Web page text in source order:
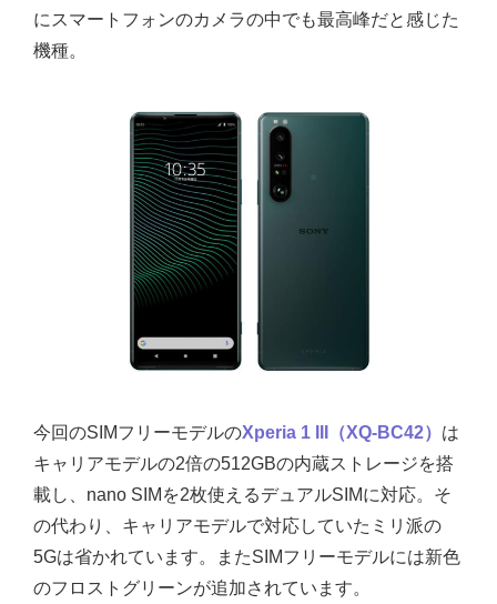
にスマートフォンのカメラの中でも最高峰だと感じた
機種。
今回のSIMフリーモデルのXperia 1 III（XQ-BC42） は
キャリアモデルの2倍の512GBの内蔵ストレージを搭
載し、nano SIMを2枚使えるデュアルSIMに対応。そ
の代わり、キャリアモデルで対応していたミリ派の
5Gは省かれています。またSIMフリーモデルには新色
のフロストグリーンが追加されています。